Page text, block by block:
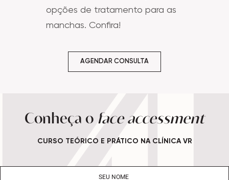
opções de tratamento para as
manchas. Confira!
AGENDAR CONSULTA
Conheça o face accessment
CURSO TEÓRICO E PRÁTICO NA CLÍNICA VR